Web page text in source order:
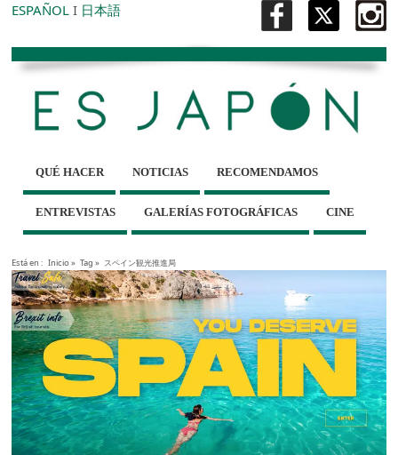
ESPAÑOL I 日本語
QUÉ HACER NOTICIAS RECOMENDAMOS
ENTREVISTAS GALERÍAS FOTOGRÁFICAS CINE
Está en : Inicio» Tag » スペイン観光推進局